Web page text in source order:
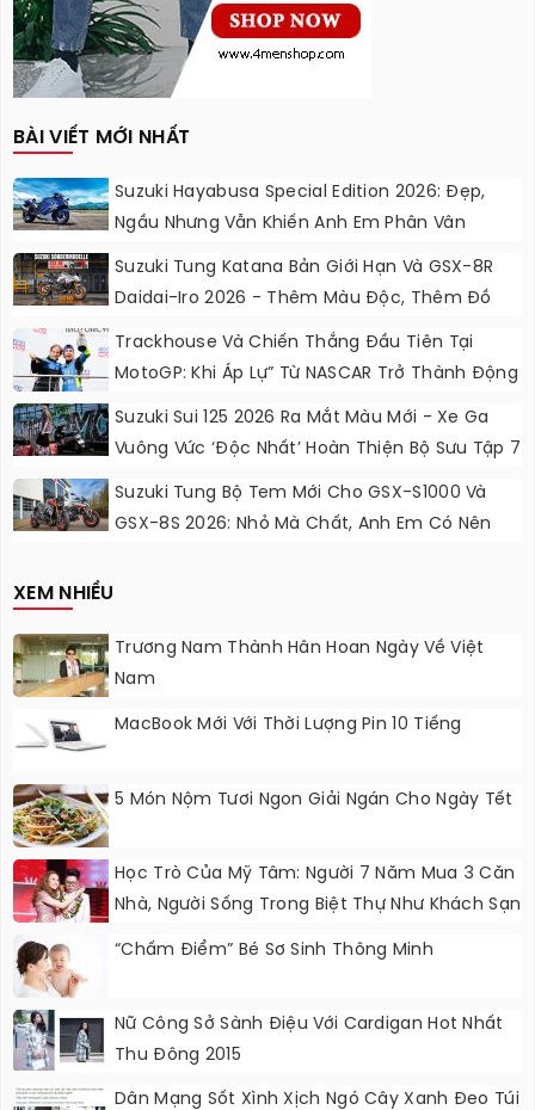
BÀI VIẾT MỚI NHẤT
Suzuki Hayabusa Special Edition 2026: Đẹp,
Ngầu Nhưng Vẫn Khiến Anh Em Phân Vân
Suzuki Tung Katana Bản Giới Hạn Và GSX-8R
Daidai-Iro 2026 - Thêm Màu Độc, Thêm Đồ
Chơi, Thêm Cá Tính
Trackhouse Và Chiến Thắng Đầu Tiên Tại
MotoGP: Khi Áp Lự” Từ NASCAR Trở Thành Động
Suzuki Sui 125 2026 Ra Mắt Màu Mới - Xe Ga
Vuông Vức ‘độc Nhất’ Hoàn Thiện Bộ Sưu Tập 7
Suzuki Tung Bộ Tem Mới Cho GSX-S1000 Và
GSX-8S 2026: Nhỏ Mà Chất, Anh Em Có Nên
XEM NHIỀU
Trương Nam Thành Hân Hoan Ngày Về Việt
Nam
MacBook Mới Với Thời Lượng Pin 10 Tiếng
5 Món Nộm Tươi Ngon Giải Ngán Cho Ngày Tết
Học Trò Của Mỹ Tâm: Người 7 Năm Mua 3 Căn
Nhà, Người Sống Trong Biệt Thự Như Khách Sạn
5 Sao
“Chấm Điểm” Bé Sơ Sinh Thông Minh
Nữ Công Sở Sành Điệu Với Cardigan Hot Nhất
Thu Đông 2015
Dân Mạng Sốt Xình Xịch Ngó Cây Xanh Đeo Túi